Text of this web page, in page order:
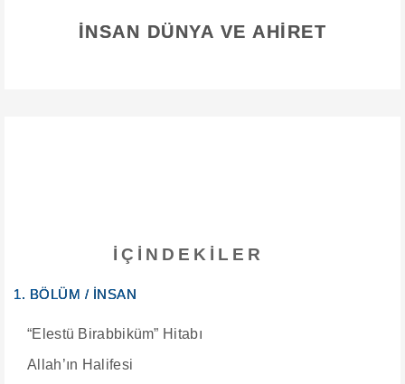
İNSAN DÜNYA VE AHİRET
İÇINDEKILER
1. BÖLÜM / İNSAN
“Elestü Birabbiküm” Hitabı
Allah’ın Halifesi